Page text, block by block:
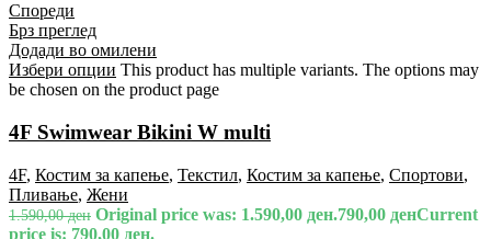
Спореди
Брз преглед
Додади во омилени
Избери опции This product has multiple variants. The options may
be chosen on the product page
4F Swimwear Bikini W multi
4F, Костим за капење, Текстил, Костим за капење, Спортови,
Пливање, Жени
1.590,00ден Original price was: 1.590,00 ден.790,00 денCurrent
price is: 790,00 ден.